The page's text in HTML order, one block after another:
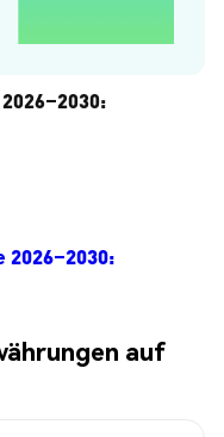
2026–2030:
auf